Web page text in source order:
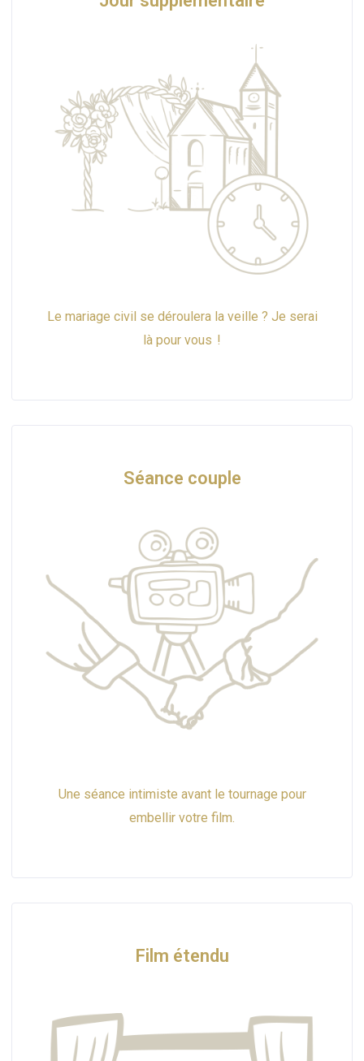
Le mariage civil se déroulera la veille ? Je serai
là pour vous !
Séance couple
Une séance intimiste avant le tournage pour
embellir votre film.
Film étendu